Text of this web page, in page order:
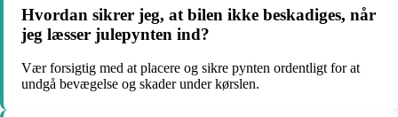
Hvordan sikrer jeg, at bilen ikke beskadiges, når
jeg læsser julepynten ind?
Vær forsigtig med at placere og sikre pynten ordentligt for at
undgå bevægelse og skader under kørslen.